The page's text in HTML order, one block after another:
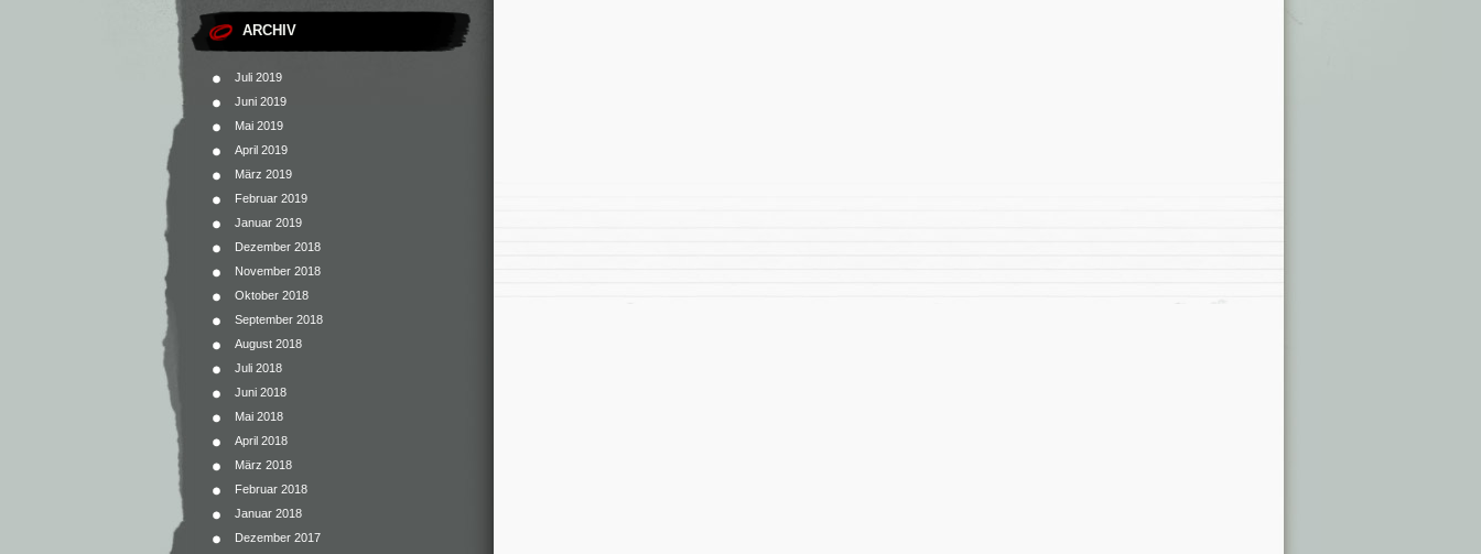
ARCHIV
Juli 2019
Juni 2019
Mai 2019
April 2019
März 2019
Februar 2019
Januar 2019
Dezember 2018
November 2018
Oktober 2018
September 2018
August 2018
Juli 2018
Juni 2018
Mai 2018
April 2018
März 2018
Februar 2018
Januar 2018
Dezember 2017